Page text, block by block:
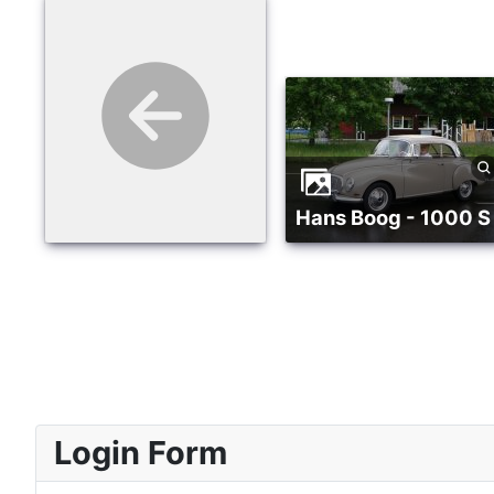
Hans Boog - 1000 S
Login Form